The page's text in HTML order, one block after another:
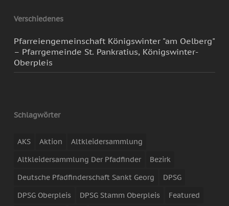
Verschiedenes
Pfarreiengemeinschaft Königswinter "am Oelberg"
– Pfarrgemeinde St. Pankratius, Königswinter-
Oberpleis
Schlagwörter
AKS Aktion
Altkleidersammlung
Altkleidersammlung Der Pfadfinder
Bezirk
Deutsche Pfadfinderschaft Sankt Georg
DPSG
DPSG Oberpleis
DPSG Stamm Oberpleis
Featured